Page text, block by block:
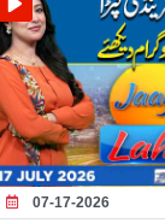
07-17-2026